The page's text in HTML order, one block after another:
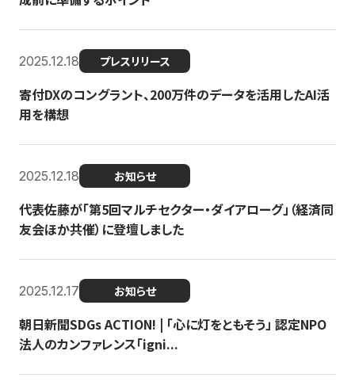
2025.12.18 プレスリリース
寄付DXのコングラント、200万件のデータを活用したAI活
用を構想
2025.12.18 お知らせ
代表佐藤が「第5回マルチセクター・ダイアローグ」（経済同
友会ほか共催）に登壇しました
2025.12.17 お知らせ
朝日新聞SDGs ACTION! | 「心に灯をともそう」 認定NPO
法人のカンファレンス「igni...